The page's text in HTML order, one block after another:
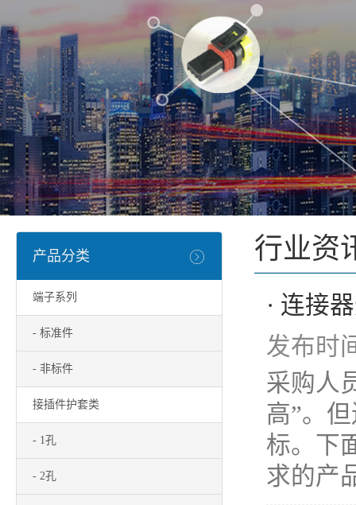
产品分类
端子系列
- 标准件
- 非标件
接插件护套类
- 1孔
- 2孔
行业资
· 连接
发布时
采购人
高”。
标。下
求的产